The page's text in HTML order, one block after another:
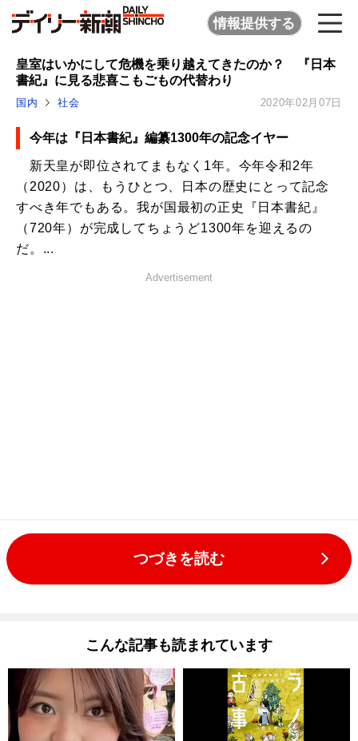
情報提供する
皇室はいかにして危機を乗り越えてきたのか？ 『日本
書紀』に見る悲喜こもごもの代替わり
国内 社会 2020年02月07日
今年は『日本書紀』編纂1300年の記念イヤー
新天皇が即位されてまもなく1年。今年令和2年
（2020）は、もうひとつ、日本の歴史にとって記念
すべき年でもある。我が国最初の正史『日本書紀』
（720年）が完成してちょうど1300年を迎えるの
だ。...
Advertisement
つづきを読む
こんな記事も読まれています